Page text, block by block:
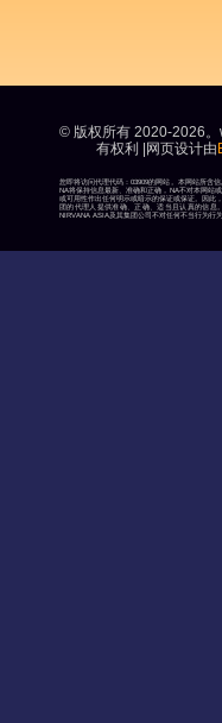
© 版权所有 2020-2026
有权利 |网页设计由
您即将访问代理代码：03909的网站。本网站所含
NA将保持信息最新、准确和正确，NA不对本网站
或可用性作出任何明示或暗示的保证或保证。因此
团的代理人提供准确、正确、适当且认真的信息
NIRVANA ASIA及其集团公司不对任何不当行为行为